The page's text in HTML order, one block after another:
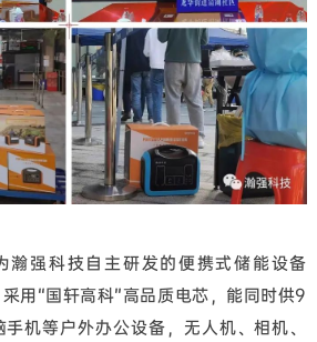
瀚强科技自主研发的便携式储能设备
采用“国轩高科”高品质电芯，能同时供9
机等户外办公设备，无人机、相机、